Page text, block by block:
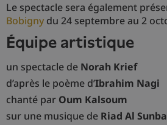
Le spectacle sera également
Bobigny du 24 septembre au 2
équipe artistique
un spectacle de Norah Krief
d’après le poème d’Ibrahim Nagi
chanté par Oum Kalsoum
sur une musique de Riad Al